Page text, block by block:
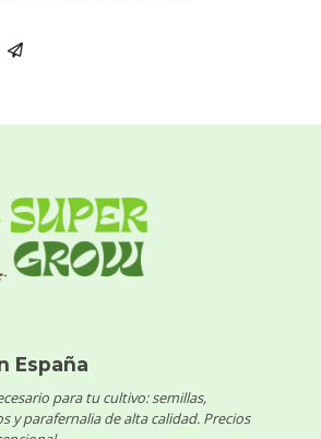
España
para tu cultivo: semillas,
y parafernalia de alta calidad. Precios